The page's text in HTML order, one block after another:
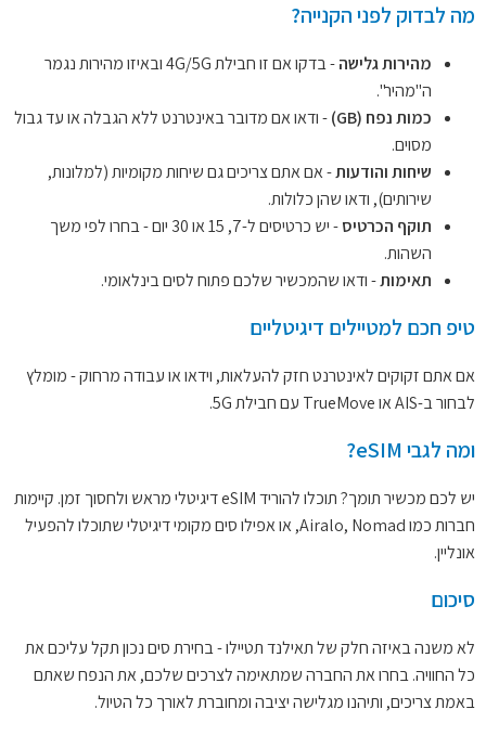
מה לבדוק לפני הקנייה?
מהירות גלישה
- בדקו אם זו חבילת 4G/5G ובאיזו מהירות נגמר
ה"מהיר".
כמות נפח (GB)
- ודאו אם מדובר באינטרנט ללא הגבלה או עד גבול
מסוים.
שיחות והודעות- אם אתם צריכים גם שיחות מקומיות (למלונות,
שירותים), ודאו שהן כלולות.
תוקף הכרטיס
- יש כרטיסים ל-7, 15 או 30 יום - בחרו לפי משך
השהות.
תאימות- ודאו שהמכשיר שלכם פתוח לסים בינלאומי.
טיפ חכם למטיילים דיגיטליים
אם אתם זקוקים לאינטרנט חזק להעלאות, וידאו או עבודה מרחוק - מומלץ
לבחור ב-AIS או TrueMove עם חבילת 5G.
ומה לגבי eSIM?
יש לכם מכשיר תומך? תוכלו להוריד eSIM דיגיטלי מראש ולחסוך זמן. קיימות
חברות כמו Airalo, Nomad, או אפילו סים מקומי דיגיטלי שתוכלו להפעיל
אונליין.
סיכום
לא משנה באיזה חלק של תאילנד תטיילו - בחירת סים נכון תקל עליכם את
כל החוויה. בחרו את החברה שמתאימה לצרכים שלכם, את הנפח שאתם
באמת צריכים, ותיהנו מגלישה יציבה ומחוברת לאורך כל הטיול.